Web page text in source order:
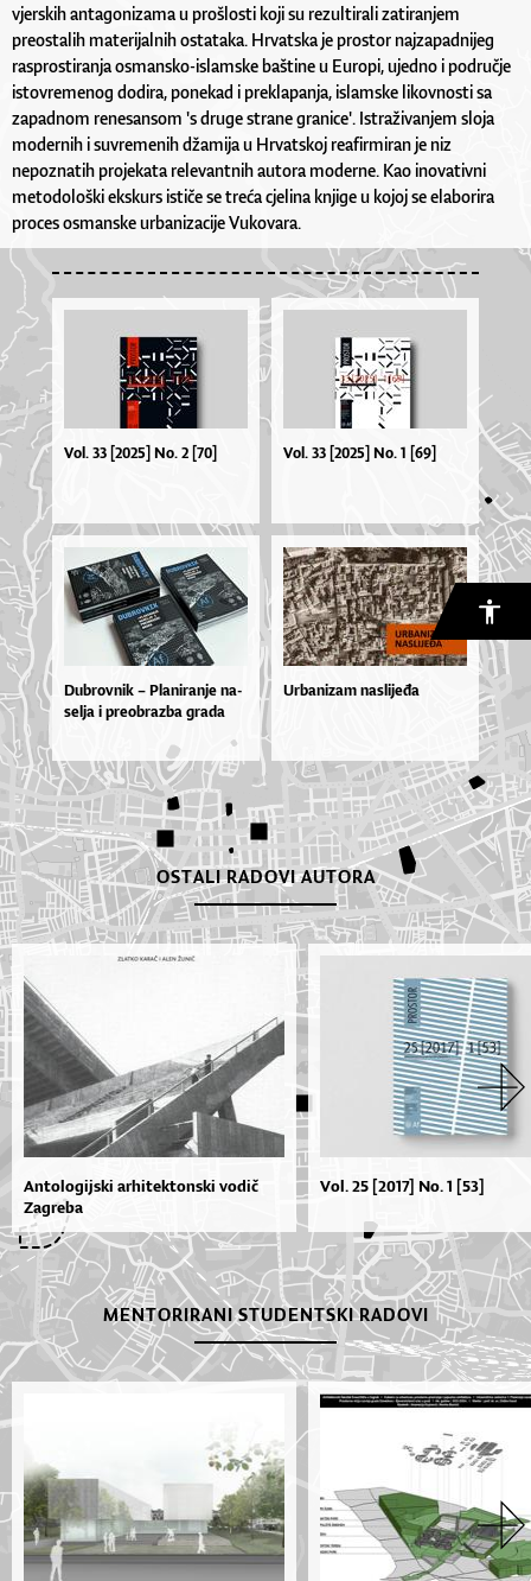
vjerskih antagonizama u prošlosti koji su rezultirali zatiranjem
preostalih materijalnih ostataka. Hrvatska je prostor najzapadnijeg
rasprostiranja osmansko-islamske baštine u Europi, ujedno i područje
istovremenog dodira, ponekad i preklapanja, islamske likovnosti sa
zapadnom renesansom 's druge strane granice'. Istraživanjem sloja
modernih i suvremenih džamija u Hrvatskoj reafirmiran je niz
nepoznatih projekata relevantnih autora moderne. Kao inovativni
metodološki ekskurs ističe se treća cjelina knjige u kojoj se elaborira
proces osmanske urbanizacije Vukovara.
Vol. 33 [2025] No. 2 [70] Vol. 33 [2025] No. 1 [69]
Du­brov­nik – Pla­ni­ra­nje na­
sel­ja i pre­o­braz­ba gra­da
Urbanizam naslijeđa
OSTALI RADOVI AUTORA
Antologijski arhitektonski vodič
Zagreba
Vol. 25 [2017] No. 1 [53]
MENTORIRANI STUDENTSKI RADOVI